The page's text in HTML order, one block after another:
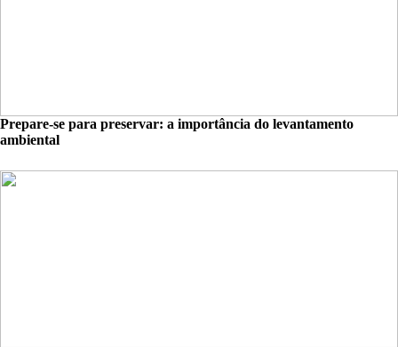
Prepare-se para preservar: a importância do levantamento
ambiental